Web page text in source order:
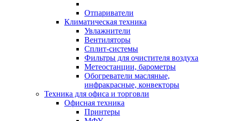
Отпариватели
Климатическая техника
Увлажнители
Вентиляторы
Сплит-системы
Фильтры для очистителя воздуха
Метеостанции, барометры
Обогреватели масляные,
инфракрасные, конвекторы
Техника для офиса и торговли
Офисная техника
Принтеры